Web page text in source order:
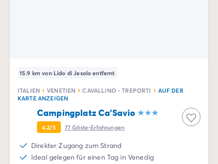
15.9 km von Lido di Jesolo entfernt
ITALIEN VENETIEN CAVALLINO - TREPORTI
AUF DER
KARTE ANZEIGEN
Campingplatz Ca'Savio
4.2/5 77Gäste-Erfahrungen
Direkter Zugang zum Strand
Ideal gelegen für einen Tag in Venedig